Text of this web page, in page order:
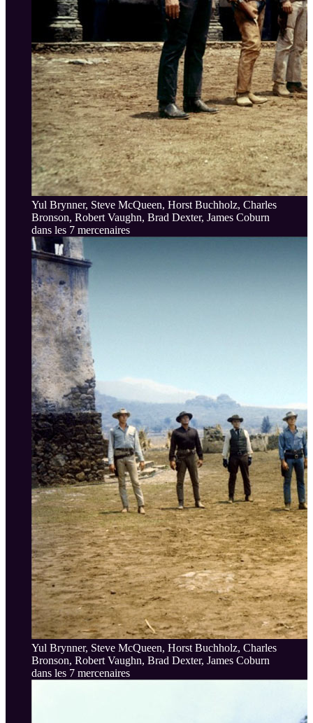
Yul Brynner, Steve McQueen, Horst Buchholz, Charles
Bronson, Robert Vaughn, Brad Dexter, James Coburn
dans les 7 mercenaires
Yul Brynner, Steve McQueen, Horst Buchholz, Charles
Bronson, Robert Vaughn, Brad Dexter, James Coburn
dans les 7 mercenaires